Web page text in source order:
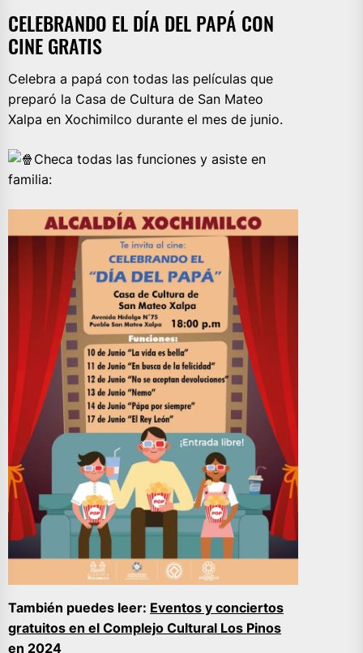
CELEBRANDO EL DÍA DEL PAPÁ CON
CINE GRATIS
Celebra a papá con todas las películas que
preparó la Casa de Cultura de San Mateo
Xalpa en Xochimilco durante el mes de junio.
Checa todas las funciones y asiste en
familia:
También puedes leer: Eventos y conciertos
gratuitos en el Complejo Cultural Los Pinos
en 2024